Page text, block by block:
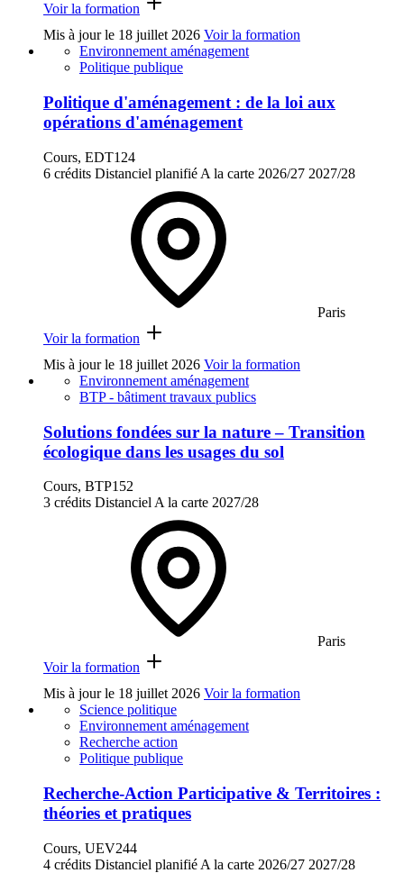
Voir la formation
Mis à jour le 18 juillet 2026 Voir la formation
Environnement aménagement
Politique publique
Politique d'aménagement : de la loi aux
opérations d'aménagement
Cours, EDT124
6 crédits Distanciel planifié A la carte 2026/27 2027/28
Paris
Voir la formation
Mis à jour le 18 juillet 2026 Voir la formation
Environnement aménagement
BTP - bâtiment travaux publics
Solutions fondées sur la nature – Transition
écologique dans les usages du sol
Cours, BTP152
3 crédits Distanciel A la carte 2027/28
Paris
Voir la formation
Mis à jour le 18 juillet 2026 Voir la formation
Science politique
Environnement aménagement
Recherche action
Politique publique
Recherche-Action Participative & Territoires :
théories et pratiques
Cours, UEV244
4 crédits Distanciel planifié A la carte 2026/27 2027/28